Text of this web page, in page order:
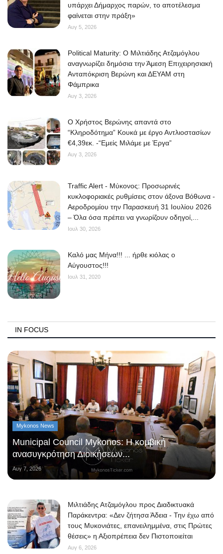
υπάρχει Δήμαρχος παρών, το αποτέλεσμα
φαίνεται στην πράξη»
Αυγ 5, 2026
Political Maturity: Ο Μιλτιάδης Ατζαμόγλου
αναγνωρίζει δημόσια την Άμεση Επιχειρησιακή
Ανταπόκριση Βερώνη και ΔΕΥΑΜ στη
Φάμπρικα
Αυγ 3, 2026
O Χρήστος Βερώνης απαντά στο
“Κληροδότημα” Κουκά με έργο Αντλιοστασίων
€4,39εκ. -“Εμείς Μιλάμε με Έργα”
Αυγ 3, 2026
Traffic Alert - Μύκονος: Προσωρινές
κυκλοφοριακές ρυθμίσεις στον άξονα Βόθωνα -
Αεροδρομίου την Παρασκευή 31 Ιουλίου 2026
– Όλα όσα πρέπει να γνωρίζουν οδηγοί,...
Ιουλ 30, 2026
Kαλό μας Μήνα!!! ... ήρθε κιόλας ο
Αύγουστος!!!
Ιουλ 31, 2020
IN FOCUS
Mykonos News
Municipal Council Mykonos: Η κομβική
ανασυγκρότηση Διοικήσεων...
Αυγ 7, 2026
Μιλτιάδης Ατζαμόγλου προς Διαδικτυακά
Παράκεντρα: «Δεν ζήτησα Άδεια - Την έχω από
τους Μυκονιάτες, επανειλημμένα, στις Πρώτες
θέσεις» η Αξιοπρέπεια δεν Πιστοποιείται
Αυγ 6, 2026